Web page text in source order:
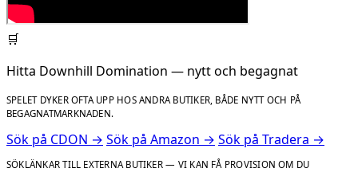
🛒
Hitta Downhill Domination — nytt och begagnat
SPELET DYKER OFTA UPP HOS ANDRA BUTIKER, BÅDE NYTT OCH PÅ
BEGAGNATMARKNADEN.
Sök på CDON → Sök på Amazon → Sök på Tradera →
SÖKLÄNKAR TILL EXTERNA BUTIKER — VI KAN FÅ PROVISION OM DU